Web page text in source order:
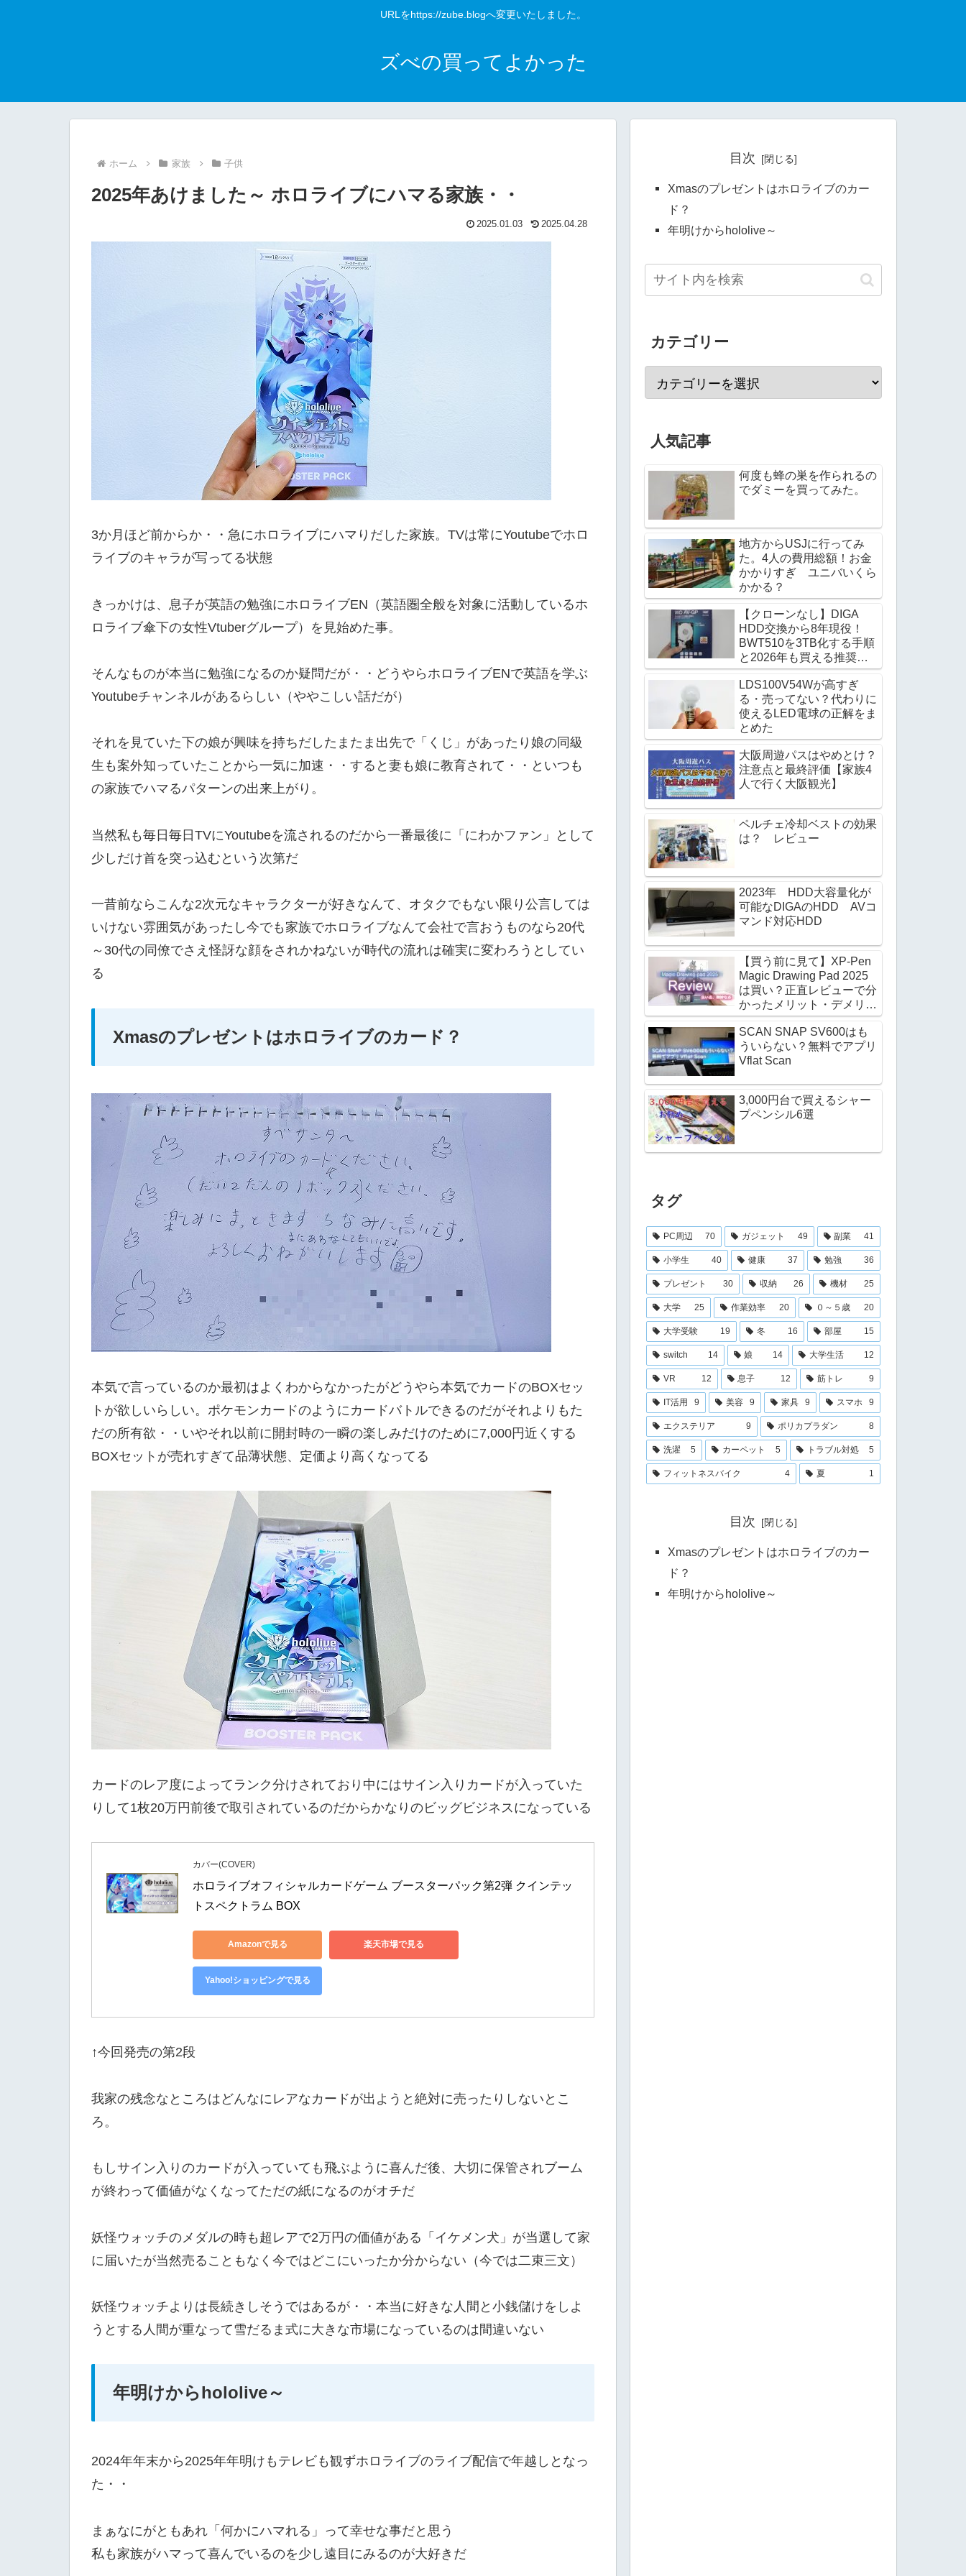
URLをhttps://zube.blogへ変更いたしました。
ズべの買ってよかった
ホーム 家族 子供
2025年あけました～ ホロライブにハマる家族・・
2025.01.03 2025.04.28
3か月ほど前からか・・急にホロライブにハマりだした家族。TVは常にYoutubeでホロ
ライブのキャラが写ってる状態
きっかけは、息子が英語の勉強にホロライブEN（英語圏全般を対象に活動しているホ
ロライブ傘下の女性Vtuberグループ）を見始めた事。
そんなものが本当に勉強になるのか疑問だが・・どうやらホロライブENで英語を学ぶ
Youtubeチャンネルがあるらしい（ややこしい話だが）
それを見ていた下の娘が興味を持ちだしたまたま出先で「くじ」があったり娘の同級
生も案外知っていたことから一気に加速・・すると妻も娘に教育されて・・といつも
の家族でハマるパターンの出来上がり。
当然私も毎日毎日TVにYoutubeを流されるのだから一番最後に「にわかファン」として
少しだけ首を突っ込むという次第だ
一昔前ならこんな2次元なキャラクターが好きなんて、オタクでもない限り公言しては
いけない雰囲気があったし今でも家族でホロライブなんて会社で言おうものなら20代
～30代の同僚でさえ怪訝な顔をされかねないが時代の流れは確実に変わろうとしてい
る
Xmasのプレゼントはホロライブのカード？
本気で言っているのか最初はよくわからなかったがどうやら本気でカードのBOXセッ
トが欲しいらしい。ポケモンカードのようにカードバトルできるのだがそれよりもた
だの所有欲・・いやそれ以前に開封時の一瞬の楽しみだけのために7,000円近くする
BOXセットが売れすぎて品薄状態、定価より高くなってる
カードのレア度によってランク分けされており中にはサイン入りカードが入っていた
りして1枚20万円前後で取引されているのだからかなりのビッグビジネスになっている
カバー(COVER)
ホロライブオフィシャルカードゲーム ブースターパック第2弾 クインテッ
トスペクトラム BOX
Amazonで見る 楽天市場で見る
Yahoo!ショッピングで見る
↑今回発売の第2段
我家の残念なところはどんなにレアなカードが出ようと絶対に売ったりしないとこ
ろ。
もしサイン入りのカードが入っていても飛ぶように喜んだ後、大切に保管されブーム
が終わって価値がなくなってただの紙になるのがオチだ
妖怪ウォッチのメダルの時も超レアで2万円の価値がある「イケメン犬」が当選して家
に届いたが当然売ることもなく今ではどこにいったか分からない（今では二束三文）
妖怪ウォッチよりは長続きしそうではあるが・・本当に好きな人間と小銭儲けをしよ
うとする人間が重なって雪だるま式に大きな市場になっているのは間違いない
年明けからhololive～
2024年年末から2025年年明けもテレビも観ずホロライブのライブ配信で年越しとなっ
た・・
まぁなにがともあれ「何かにハマれる」って幸せな事だと思う
私も家族がハマって喜んでいるのを少し遠目にみるのが大好きだ
目次
Xmasのプレゼントはホロライブのカー
ド？
年明けからhololive～
カテゴリー
人気記事
何度も蜂の巣を作られるの
でダミーを買ってみた。
地方からUSJに行ってみ
た。4人の費用総額！お金
かかりすぎ ユニバいくら
かかる？
【クローンなし】DIGA
HDD交換から8年現役！
BWT510を3TB化する手順
と2026年も買える推奨
HDD
LDS100V54Wが高すぎ
る・売ってない？代わりに
使えるLED電球の正解をま
とめた
大阪周遊パスはやめとけ？
注意点と最終評価【家族4
人で行く大阪観光】
ペルチェ冷却ベストの効果
は？ レビュー
2023年 HDD大容量化が
可能なDIGAのHDD AVコ
マンド対応HDD
【買う前に見て】XP-Pen
Magic Drawing Pad 2025
は買い？正直レビューで分
かったメリット・デメリッ
ト
SCAN SNAP SV600はも
ういらない？無料でアプリ
Vflat Scan
3,000円台で買えるシャー
プペンシル6選
タグ
PC周辺 70 ガジェット 49 副業 41
小学生 40 健康 37 勉強 36
プレゼント 30 収納 26 機材 25
大学 25 作業効率 20 ０～５歳 20
大学受験 19 冬 16 部屋 15
switch 14 娘 14 大学生活 12
VR 12 息子 12 筋トレ 9
IT活用 9 美容 9 家具 9 スマホ 9
エクステリア 9 ポリカプラダン 8
洗濯 5 カーペット 5 トラブル対処 5
フィットネスバイク 4 夏 1
目次
Xmasのプレゼントはホロライブのカー
ド？
年明けからhololive～